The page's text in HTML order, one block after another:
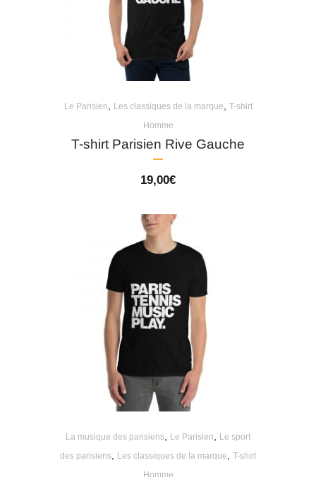
Le Parisien Les classiques de la marque
T-shirt
Homme
T-shirt Parisien Rive Gauche
19,00€
La musique des parisiens Le Parisien
Le sport
des parisiens
Les classiques de la marque
T-shirt
Homme